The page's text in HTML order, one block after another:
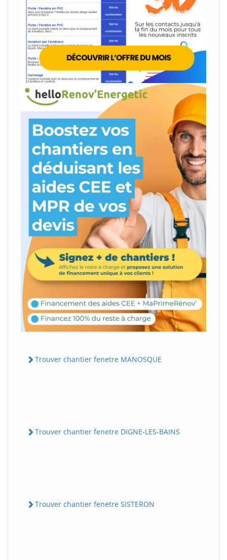
Trouver chantier fenetre MANOSQUE
Trouver chantier fenetre DIGNE-LES-BAINS
Trouver chantier fenetre SISTERON